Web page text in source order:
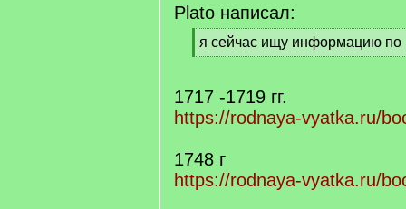
Plato написал:
[
q
я сейчас ищу информацию по
[
q
]
1717 -1719 гг.
https://rodnaya-vyatka.ru/
1748 г
https://rodnaya-vyatka.ru/